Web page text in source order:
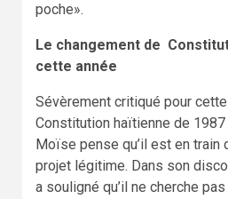
poche».
Le changement de
cette année
Sévèrement critiqué pour
Constitution haïtienne de
Moïse pense qu’il est en
projet légitime. Dans son
a souligné qu’il ne cherche